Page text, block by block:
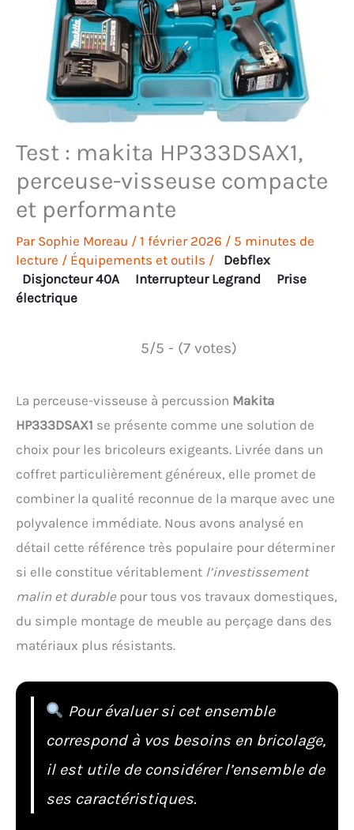
Test : makita HP333DSAX1,
perceuse-visseuse compacte
et performante
Par Sophie Moreau / 1 février 2026 / 5 minutes de
lecture / Équipements et outils /
Debflex
Disjoncteur 40A
Interrupteur Legrand
Prise
électrique
5/5 - (7 votes)
La perceuse-visseuse à percussion Makita
HP333DSAX1 se présente comme une solution de
choix pour les bricoleurs exigeants. Livrée dans un
coffret particulièrement généreux, elle promet de
combiner la qualité reconnue de la marque avec une
polyvalence immédiate. Nous avons analysé en
détail cette référence très populaire pour déterminer
si elle constitue véritablement l’investissement
malin et durable pour tous vos travaux domestiques,
du simple montage de meuble au perçage dans des
matériaux plus résistants.
Pour évaluer si cet ensemble
correspond à vos besoins en bricolage,
il est utile de considérer l’ensemble de
ses caractéristiques.